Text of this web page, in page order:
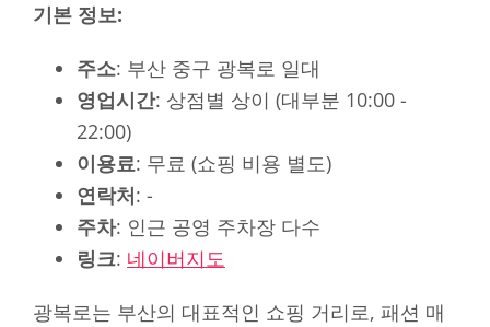
기본 정보:
주소: 부산 중구 광복로 일대
영업시간: 상점별 상이 (대부분 10:00 -
22:00)
이용료: 무료 (쇼핑 비용 별도)
연락처: -
주차: 인근 공영 주차장 다수
링크: 네이버지도
광복로는 부산의 대표적인 쇼핑 거리로, 패션 매